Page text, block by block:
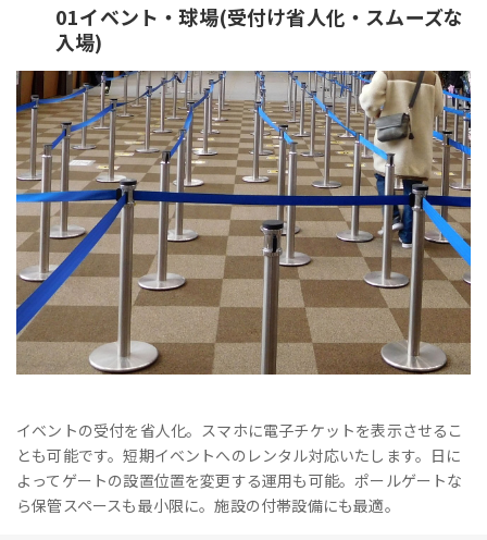
01イベント・球場(受付け省人化・スムーズな
入場)
イベントの受付を省人化。スマホに電子チケットを表示させるこ
とも可能です。短期イベントへのレンタル対応いたします。日に
よってゲートの設置位置を変更する運用も可能。ポールゲートな
ら保管スペースも最小限に。施設の付帯設備にも最適。